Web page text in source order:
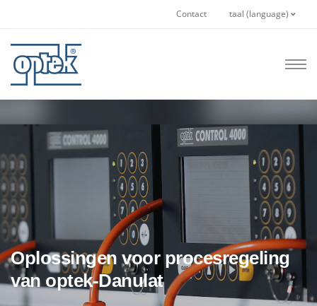
Contact taal (language)
Oplossingen voor procesregeling
van optek-Danulat